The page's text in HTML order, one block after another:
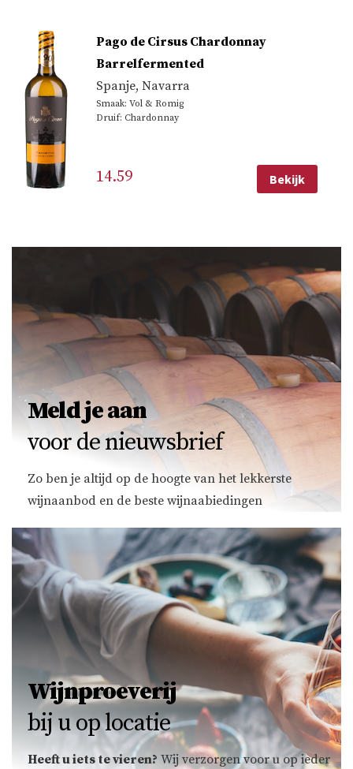
Pago de Cirsus Chardonnay
Barrelfermented
Spanje, Navarra
Smaak: Vol & Romig
Druif: Chardonnay
14.59 Bekijk
Meld je aan
voor de nieuwsbrief
Zo ben je altijd op de hoogte van het lekkerste
wijnaanbod en de beste wijnaabiedingen
Wijnproeverij
bij u op locatie
Heeft u iets te vieren? Wij verzorgen voor u op ieder